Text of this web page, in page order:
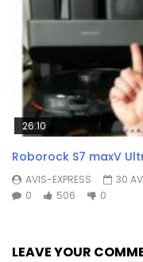
26:10
Roborock S7 maxV
AVIS-EXPRESS
30
0
506 0
LEAVE YOUR